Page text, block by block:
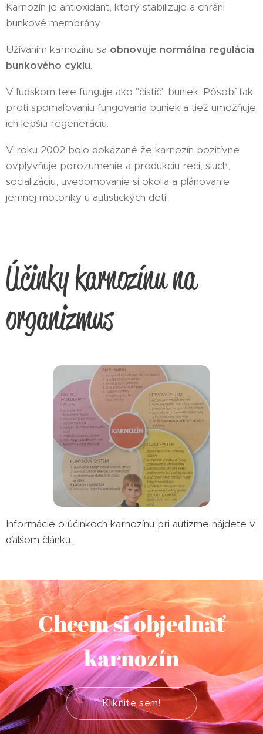
Karnozín je antioxidant, ktorý stabilizuje a chráni
bunkové membrány.
Užívaním karnozínu sa obnovuje normálna regulácia
bunkového cyklu.
V ľudskom tele funguje ako "čistič" buniek. Pôsobí tak
proti spomaľovaniu fungovania buniek a tiež umožňuje
ich lepšiu regeneráciu.
V roku 2002 bolo dokázané že karnozín pozitívne
ovplyvňuje porozumenie a produkciu reči, sluch,
socializáciu, uvedomovanie si okolia a plánovanie
jemnej motoriky u autistických detí.
Účinky karnozínu na
organizmus
Informácie o účinkoch karnozínu pri autizme nájdete v
ďalšom článku.
Chcem si objednať
karnozín
Kliknite sem!